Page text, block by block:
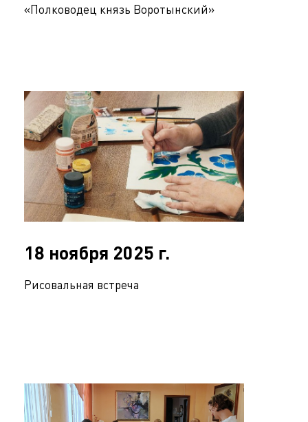
«Полководец князь Воротынский»
18 ноября 2025 г.
Рисовальная встреча